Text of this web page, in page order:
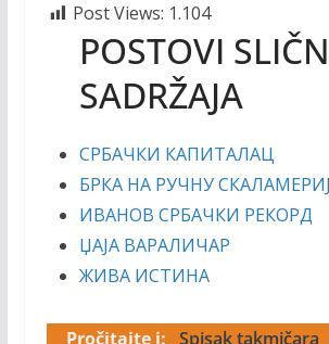
Post Views: 1.104
POSTOVI
SADRŽAJA
СРБАЧКИ КАПИТАЛАЦ
БРКА НА РУЧНУ
ИВАНОВ СРБАЧКИ РЕКОРД
ЏАЈА ВАРАЛИЧАР
ЖИВА ИСТИНА
Pročitajte i: Spisak takmičara